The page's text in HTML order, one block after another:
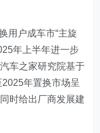
用户成车市“主旋
年上半年进一步
车之家研究院基于
年置换市场呈
时给出厂商发展建